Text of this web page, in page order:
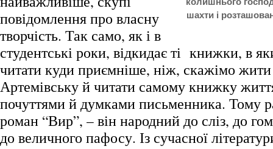
шахти і
повідомлення про власну
творчість. Так само, як і в
студентські роки, відкидає ті книжки, в
читати куди приємніше, ніж, скажімо жити
Артемівську й читати самому книжку
почуттями й думками письменника. Тому
роман “Вир”, – він народний до сліз, до
до величного пафосу. Із сучасної